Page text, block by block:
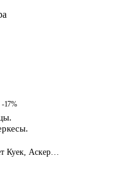
-17%
Куек, Аскер